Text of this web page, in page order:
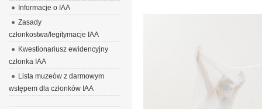
Informacje o IAA
Zasady
członkostwa/legitymacje IAA
Kwestionariusz ewidencyjny
członka IAA
Lista muzeów z darmowym
wstępem dla członków IAA